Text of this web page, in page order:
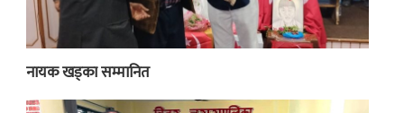
नायक खड्का सम्मानित